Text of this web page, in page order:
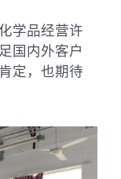
学品经营许
国内外客户
定，也期待